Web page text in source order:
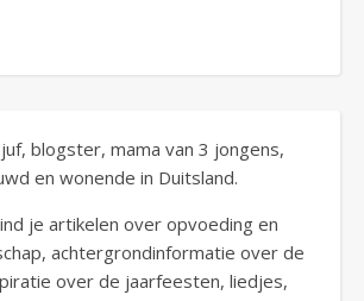
blogster, mama van 3 jongens,
en wonende in Duitsland.
je artikelen over opvoeding en
achtergrondinformatie over de
over de jaarfeesten, liedjes,